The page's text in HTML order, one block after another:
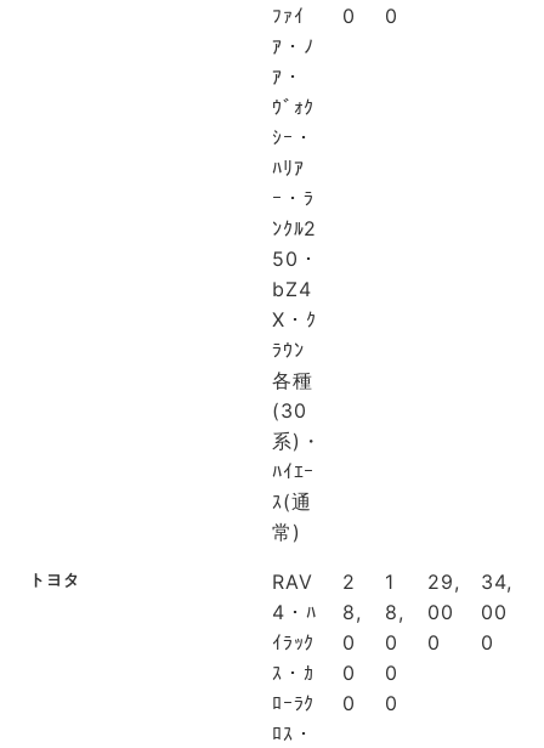
ﾌｧｲ
ｱ・ﾉ
ｱ・
ｳﾞｫｸ
ｼｰ・
ﾊﾘｱ
ｰ・ﾗ
ﾝｸﾙ2
50・
bZ4
X・ｸ
ﾗｳﾝ
各種
(30
系)・
ﾊｲｴｰ
ｽ(通
常)
0
0
トヨタ
RAV
4・ﾊ
ｲﾗｯｸ
ｽ・ｶ
ﾛｰﾗｸ
ﾛｽ・
2
8,
0
0
0
1
8,
0
0
0
29,
00
0
34,
00
0